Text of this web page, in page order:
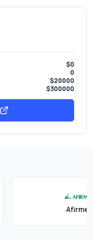
$0
0
$20000
$300000
Afirme